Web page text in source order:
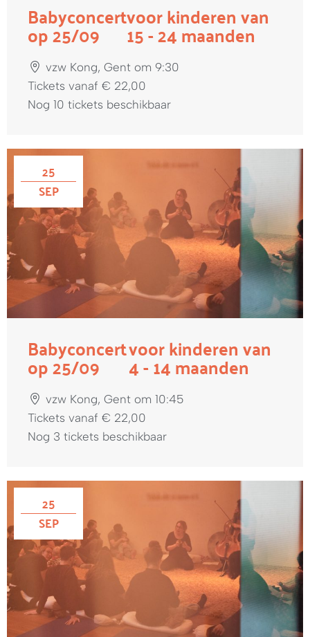
Babyconcert
op 25/09
voor kinderen van
15 - 24 maanden
vzw Kong, Gent om 9:30
Tickets vanaf € 22,00
Nog 10 tickets beschikbaar
25
SEP
Babyconcert
op 25/09
voor kinderen van
4 - 14 maanden
vzw Kong, Gent om 10:45
Tickets vanaf € 22,00
Nog 3 tickets beschikbaar
25
SEP